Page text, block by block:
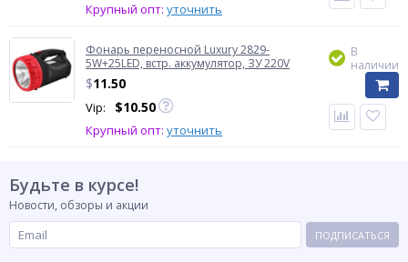
Крупный опт: уточнить
Фонарь переносной Luxury 2829-
5W+25LED, встр. аккумулятор, ЗУ 220V
$11.50
Vip: $10.50
Крупный опт: уточнить
В
наличии
Будьте в курсе!
Новости, обзоры и акции
ПОДПИСАТЬСЯ